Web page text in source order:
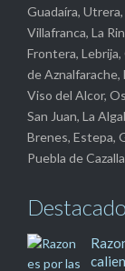
Guadaíra,
Villafranca, La
Frontera, Lebrija,
de Aznalfarache,
Viso del Alcor,
San Juan, La
Brenes, Estepa,
Puebla de